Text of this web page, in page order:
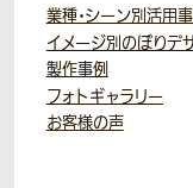
業種・シーン別活用
イメージ別のぼりデ
製作事例
フォトギャラリー
お客様の声